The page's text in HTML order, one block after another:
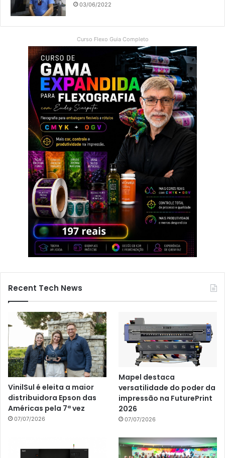
03/06/2022
Curso Flexo Guia Completo
Recent Tech News
VinilSul é eleita a maior
distribuidora Epson das
Américas pela 7ª vez
07/07/2026
Mapel destaca
versatilidade do poder da
impressão na FuturePrint
2026
07/07/2026